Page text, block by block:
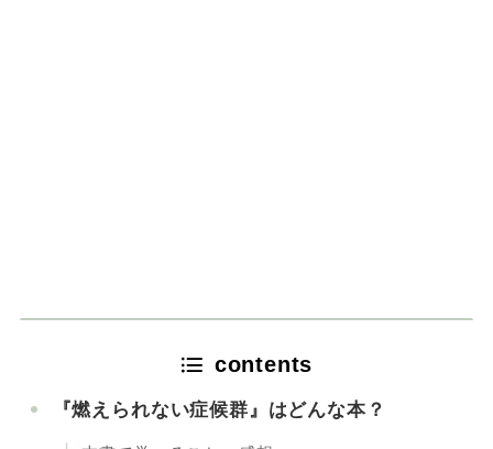
contents
『燃えられない症候群』はどんな本？